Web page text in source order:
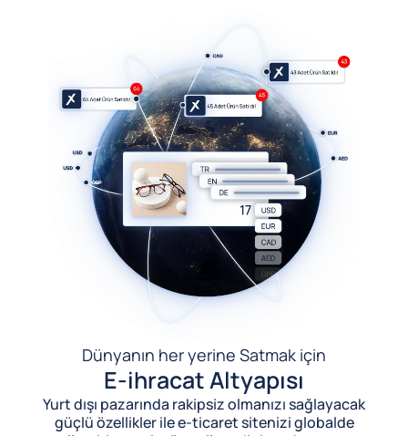
Dünyanın her yerine Satmak için
E-ihracat Altyapısı
Yurt dışı pazarında rakipsiz olmanızı sağlayacak
güçlü özellikler ile e-ticaret sitenizi globalde